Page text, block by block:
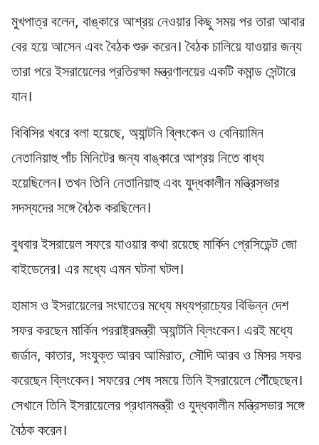
মুখপাত্র বলেন, বাঙ্কারে আশ্রয় নেওয়ার কিছু সময় পর তারা আবার
বের হয়ে আসেন এবং বৈঠক শুরু করেন। বৈঠক চালিয়ে যাওয়ার জন্য
তারা পরে ইসরায়েলের প্রতিরক্ষা মন্ত্রণালয়ের একটি কমান্ড সেন্টারে
যান।
বিবিসির খবরে বলা হয়েছে, অ্যান্টনি ব্লিংকেন ও বেনিয়ামিন
নেতানিয়াহু পাঁচ মিনিটের জন্য বাঙ্কারে আশ্রয় নিতে বাধ্য
হয়েছিলেন। তখন তিনি নেতানিয়াহু এবং যুদ্ধকালীন মন্ত্রিসভার
সদস্যদের সঙ্গে বৈঠক করছিলেন।
বুধবার ইসরায়েল সফরে যাওয়ার কথা রয়েছে মার্কিন প্রেসিডেন্ট জো
বাইডেনের। এর মধ্যে এমন ঘটনা ঘটল।
হামাস ও ইসরায়েলের সংঘাতের মধ্যে মধ্যপ্রাচ্যের বিভিন্ন দেশ
সফর করছেন মার্কিন পররাষ্ট্রমন্ত্রী অ্যান্টনি ব্লিংকেন। এরই মধ্যে
জর্ডান, কাতার, সংযুক্ত আরব আমিরাত, সৌদি আরব ও মিসর সফর
করেছেন ব্লিংকেন। সফরের শেষ সময়ে তিনি ইসরায়েলে পৌঁছেছেন।
সেখানে তিনি ইসরায়েলের প্রধানমন্ত্রী ও যুদ্ধকালীন মন্ত্রিসভার সঙ্গে
বৈঠক করেন।